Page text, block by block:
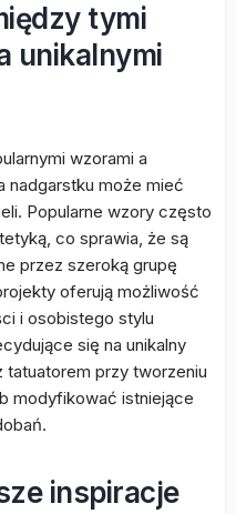
tymi
unikalnymi
wzorami a
nadgarstku może mieć
Popularne wzory często
co sprawia, że są
przez szeroką grupę
oferują możliwość
i osobistego stylu
się na unikalny
przy tworzeniu
modyfikować istniejące
inspiracje